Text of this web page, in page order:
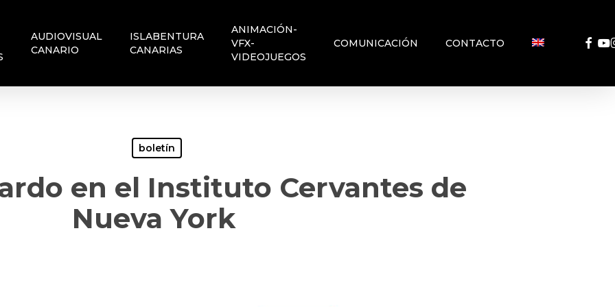
AUDIOVISUAL
CANARIO
ISLABENTURA
CANARIAS
ANIMACIÓN-
VFX-
VIDEOJUEGOS
COMUNICACIÓN CONTACTO
boletín
en el Instituto Cervantes de
Nueva York